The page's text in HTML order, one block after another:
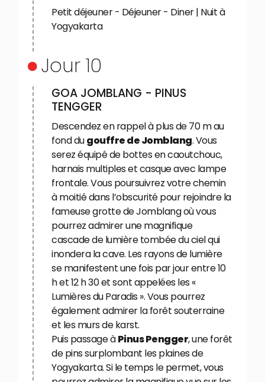
Petit déjeuner - Déjeuner - Diner | Nuit à
Yogyakarta
Jour 10
GOA JOMBLANG - PINUS
TENGGER
Descendez en rappel à plus de 70 m au
fond dugouffre de Jomblang. Vous
serez équipé de bottes en caoutchouc,
harnais multiples et casque avec lampe
frontale. Vous poursuivrez votre chemin
à moitié dans l’obscurité pour rejoindre la
fameuse grotte de Jomblang où vous
pourrez admirer une magnifique
cascade de lumière tombée du ciel qui
inondera la cave. Les rayons de lumière
se manifestent une fois par jour entre 10
h et 12 h 30 et sont appelées les «
Lumières du Paradis ». Vous pourrez
également admirer la forêt souterraine
et les murs de karst.
Puis passage àPinus Pengger, une forêt
de pins surplombant les plaines de
Yogyakarta. Si le temps le permet, vous